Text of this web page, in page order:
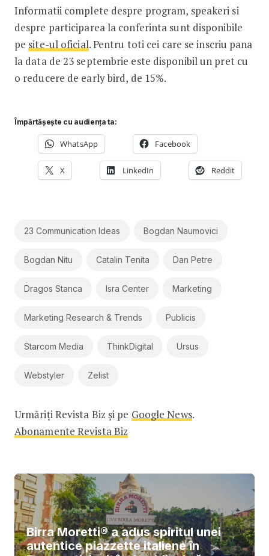
Informatii complete despre program, speakeri si
despre participarea la conferinta sunt disponibile
pe site-ul oficial. Pentru toti cei care se inscriu pana
la data de 23 septembrie este disponibil un pret cu
o reducere de early bird, de 15%.
Împărtășește cu audiența ta:
WhatsApp Facebook
X LinkedIn Reddit
23 Communication Ideas Bogdan Naumovici
Bogdan Nitu Catalin Tenita Dan Petre
Dragos Stanca Isra Center Marketing
Marketing Research & Trends Publicis
Starcom Media ThinkDigital Ursus
Webstyler Zelist
Urmăriți Revista Biz și pe Google News.
Abonamente Revista Biz
Birra Moretti® a adus spiritul unei
autentice piazzette italiene în